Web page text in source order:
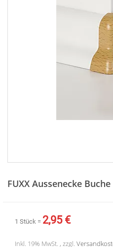
der
FUXX Aussenecke Buche
1 Stück = 2,95 €
Inkl. 19% MwSt. , zzgl.